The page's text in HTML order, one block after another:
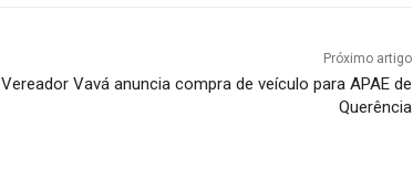
Próximo artigo
Vereador Vavá anuncia compra de veículo para APAE de
Querência